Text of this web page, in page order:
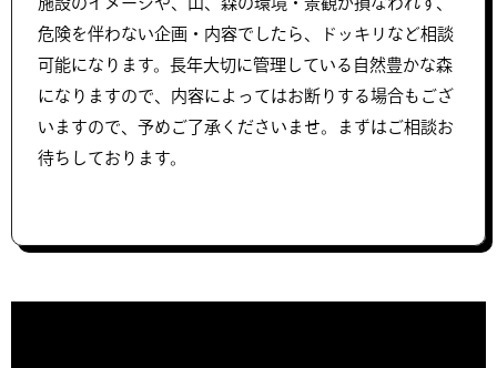
危険を伴わない企画・内容でしたら、ドッキリなど相談
可能になります。長年大切に管理している自然豊かな森
になりますので、内容によってはお断りする場合もござ
いますので、予めご了承くださいませ。まずはご相談お
待ちしております。